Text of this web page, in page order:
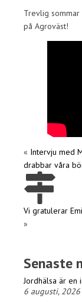
Trevlig sommar
på Agroväst!
« Intervju med
drabbar våra
Vi gratulerar
»
Senaste
Jordhälsa är en
6 augusti, 2026